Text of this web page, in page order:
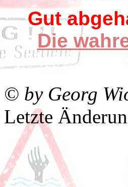
Gut
Die
© by Georg
Letzte